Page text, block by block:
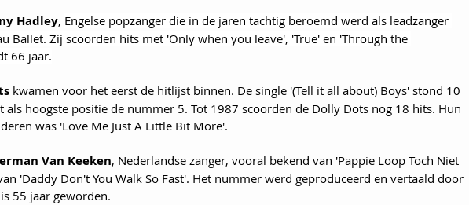
Hadley, Engelse popzanger die in de jaren tachtig beroemd werd als leadzanger
Ballet. Zij scoorden hits met 'Only when you leave', 'True' en 'Through the
66 jaar.
kwamen voor het eerst de hitlijst binnen. De single '(Tell it all about) Boys' stond 10
als hoogste positie de nummer 5. Tot 1987 scoorden de Dolly Dots nog 18 hits. Hun
was 'Love Me Just A Little Bit More'.
Van Keeken, Nederlandse zanger, vooral bekend van 'Pappie Loop Toch Niet
'Daddy Don't You Walk So Fast'. Het nummer werd geproduceerd en vertaald door
55 jaar geworden.